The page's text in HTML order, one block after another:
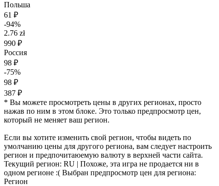
Польша
61 ₽
-94%
2.76 zł
990 ₽
Россия
98 ₽
-75%
98 ₽
387 ₽
* Вы можете просмотреть цены в других регионах, просто
нажав по ним в этом блоке. Это только предпросмотр цен,
который не меняет ваш регион.
Если вы хотите изменить свой регион, чтобы видеть по
умолчанию цены для другого региона, вам следует настроить
регион и предпочитаюемую валюту в верхней части сайта.
Текущий регион: RU | Похоже, эта игра не продается ни в
одном регионе :( Выбран предпросмотр цен для региона:
Регион